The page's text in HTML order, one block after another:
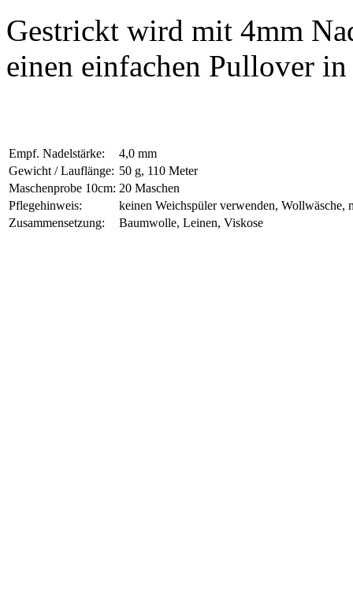
Gestrickt wird mit 4mm
einen einfachen Pullover
Empf. Nadelstärke:
4,0 mm
Gewicht / Lauflänge: 50 g, 110 Meter
Maschenprobe 10cm: 20 Maschen
Pflegehinweis:
keinen Weichspüler verwenden, Wollwäsche,
Zusammensetzung:
Baumwolle, Leinen, Viskose